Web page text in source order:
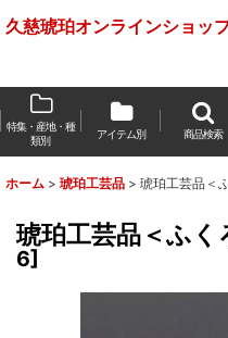
久慈琥珀オンラインショッ
特集・産地・種
類別
アイテム別 商品検索
ホーム > 琥珀工芸品 > 琥珀工芸品＜
琥珀工芸品＜ふく
6]